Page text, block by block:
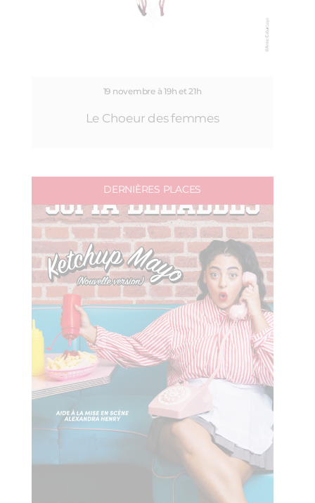
19 novembre à 19h et 21h
Le Choeur des femmes
DERNIÈRES PLACES